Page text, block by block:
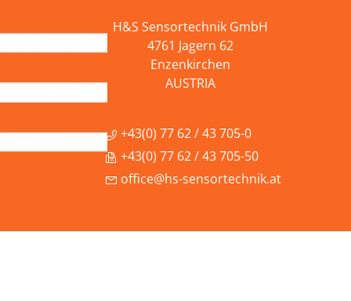
H&S Sensortechnik GmbH
4761 Jagern 62
Enzenkirchen
AUSTRIA
+43(0) 77 62 / 43 705-0
+43(0) 77 62 / 43 705-50
office@hs-sensortechnik.at